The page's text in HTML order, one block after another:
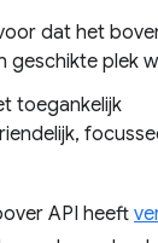
dat het
geschikte plek
toegankelijk
API heeft